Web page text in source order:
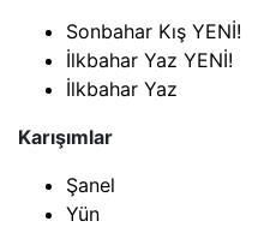
Sonbahar Kış YENİ!
İlkbahar Yaz YENİ!
İlkbahar Yaz
Karışımlar
Şanel
Yün